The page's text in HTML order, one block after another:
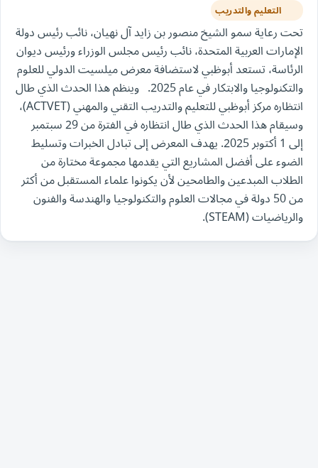
التعليم والتدريب
تحت رعاية سمو الشيخ منصور بن زايد آل نهيان، نائب رئيس دولة
الإمارات العربية المتحدة، نائب رئيس مجلس الوزراء ورئيس ديوان
الرئاسة، تستعد أبوظبي لاستضافة معرض ميلسيت الدولي للعلوم
والتكنولوجيا والابتكار في عام 2025. وينظم هذا الحدث الذي طال
انتظاره مركز أبوظبي للتعليم والتدريب التقني والمهني (ACTVET)،
وسيقام هذا الحدث الذي طال انتظاره في الفترة من 29 سبتمبر
إلى 1 أكتوبر 2025. يهدف المعرض إلى تبادل الخبرات وتسليط
الضوء على أفضل المشاريع التي يقدمها مجموعة مختارة من
الطلاب المبدعين والطامحين لأن يكونوا علماء المستقبل من أكثر
من 50 دولة في مجالات العلوم والتكنولوجيا والهندسة والفنون
والرياضيات (STEAM).